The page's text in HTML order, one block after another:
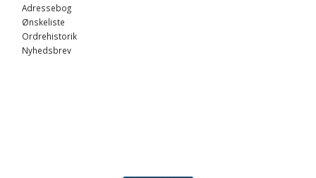
Adressebog
Ønskeliste
Ordrehistorik
Nyhedsbrev